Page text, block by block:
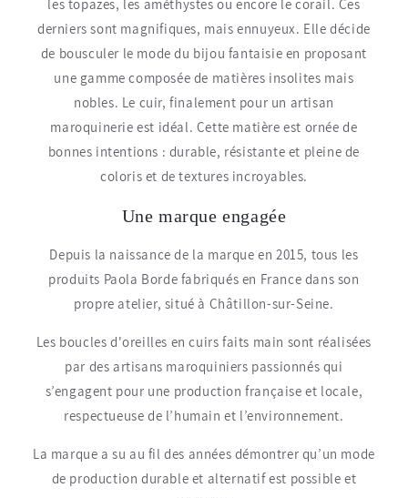
les topazes, les améthystes ou encore le corail. Ces
derniers sont magnifiques, mais ennuyeux. Elle décide
de bousculer le mode du bijou fantaisie en proposant
une gamme composée de matières insolites mais
nobles. Le cuir, finalement pour un artisan
maroquinerie est idéal. Cette matière est ornée de
bonnes intentions : durable, résistante et pleine de
coloris et de textures incroyables.
Une marque engagée
Depuis la naissance de la marque en 2015, tous les
produits Paola Borde fabriqués en France dans son
propre atelier, situé à Châtillon-sur-Seine.
Les boucles d'oreilles en cuirs faits main sont réalisées
par des artisans maroquiniers passionnés qui
s’engagent pour une production française et locale,
respectueuse de l’humain et l’environnement.
La marque a su au fil des années démontrer qu’un mode
de production durable et alternatif est possible et